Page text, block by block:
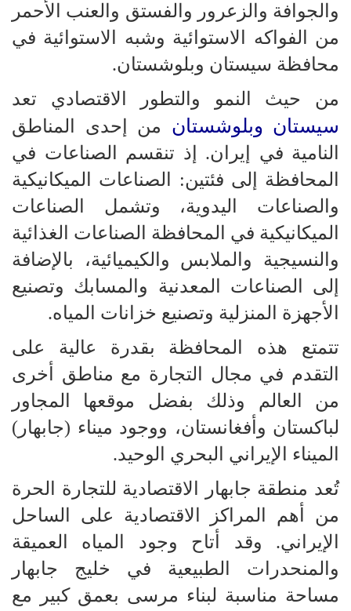
والجوافة والزعرور والفستق والعنب الأحمر
من الفواكه الاستوائية وشبه الاستوائية في
محافظة سيستان وبلوشستان.
من حيث النمو والتطور الاقتصادي تعد
سيستان وبلوشستان من إحدى المناطق
النامية في إيران. إذ تنقسم الصناعات في
المحافظة إلى فئتين: الصناعات الميكانيكية
والصناعات اليدوية، وتشمل الصناعات
الميكانيكية في المحافظة الصناعات الغذائية
والنسيجية والملابس والكيميائية، بالإضافة
إلى الصناعات المعدنية والمسابك وتصنيع
الأجهزة المنزلية وتصنيع خزانات المياه.
تتمتع هذه المحافظة بقدرة عالية على
التقدم في مجال التجارة مع مناطق أخرى
من العالم وذلك بفضل موقعها المجاور
لباكستان وأفغانستان، ووجود ميناء (جابهار)
الميناء الإيراني البحري الوحيد.
تُعد منطقة جابهار الاقتصادية للتجارة الحرة
من أهم المراكز الاقتصادية على الساحل
الإيراني. وقد أتاح وجود المياه العميقة
والمنحدرات الطبيعية في خليج جابهار
مساحة مناسبة لبناء مرسى بعمق كبير مع